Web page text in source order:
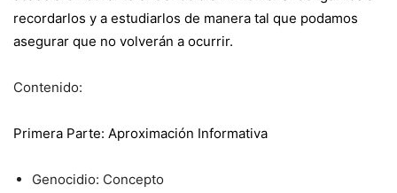
recordarlos y a estudiarlos de manera tal que podamos
asegurar que no volverán a ocurrir.
Contenido:
Primera Parte: Aproximación Informativa
Genocidio: Concepto